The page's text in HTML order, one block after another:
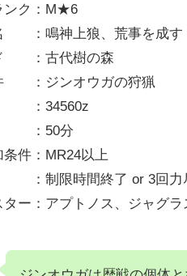
ンク：M★6
：鳴神上狼、荒事を成す
：古代樹の森
：ジンオウガの狩猟
：34560z
：50分
条件：MR24以上
：制限時間終了 or 3回力
ター：アプトノス、ジャグ